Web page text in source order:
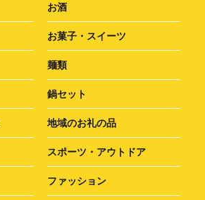
お酒
お菓子・スイーツ
麺類
鍋セット
地域のお礼の品
スポーツ・アウトドア
ファッション